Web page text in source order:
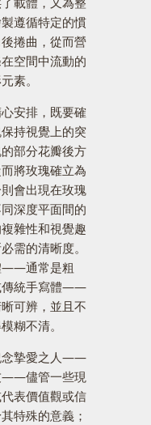
遵循特定的慣
捲曲，從而營
空間中流動的
素。
安排，既要確
持視覺上的突
部分花瓣後方
將玫瑰確立為
會出現在玫瑰
深度平面間的
雜性和視覺趣
需的清晰度。
——通常是粗
傳統手寫體——
可辨，並且不
糊不清。
念摯愛之人——
——儘管一些現
表價值觀或信
特殊的意義；